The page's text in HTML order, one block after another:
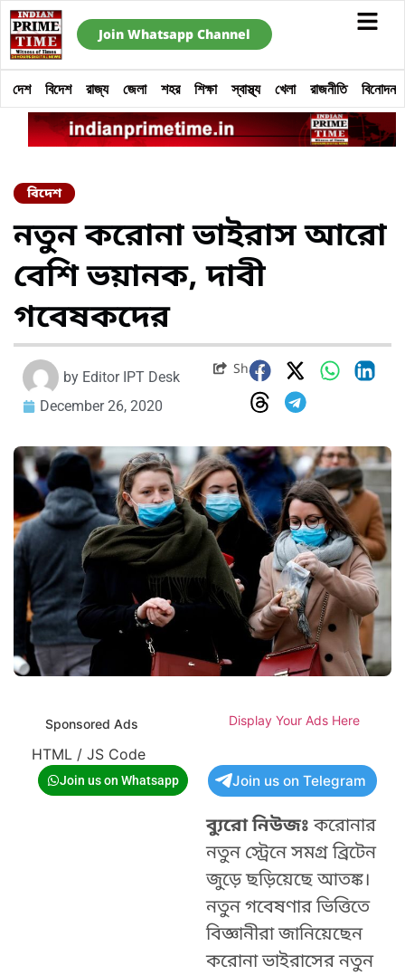
Join Whatsapp Channel
দেশ বিদেশ রাজ্য জেলা শহর শিক্ষা স্বাস্থ্য খেলা রাজনীতি বিনোদন
বিদেশ
নতুন করোনা ভাইরাস আরো
বেশি ভয়ানক, দাবী
গবেষকদের
by Editor IPT Desk
December 26, 2020
Share
Sponsored Ads Display Your Ads Here
HTML / JS Code
Join us on Whatsapp Join us on Telegram
ব্যুরো নিউজঃকরোনার
নতুন স্ট্রেনে সমগ্র ব্রিটেন
জুড়ে ছড়িয়েছে আতঙ্ক।
নতুন গবেষণার ভিত্তিতে
বিজ্ঞানীরা জানিয়েছেন
করোনা ভাইরাসের নতুন